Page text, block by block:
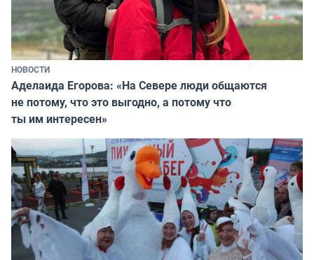
НОВОСТИ
Аделаида Егорова: «На Севере люди общаются
не потому, что это выгодно, а потому что
ты им интересен»